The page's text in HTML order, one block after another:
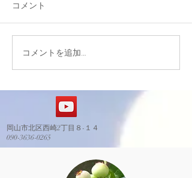
定植エリアの造成ステー
ジに進んでいます。
コメント
コメントを追加…
岡山市北区西崎2丁目８-１４
​090-3636-0265